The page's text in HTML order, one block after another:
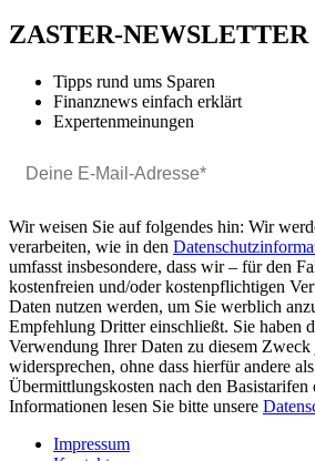
ZASTER-NEWSLETTER
Tipps rund ums Sparen
Finanznews einfach erklärt
Expertenmeinungen
Wir weisen Sie auf folgendes hin: Wir
verarbeiten, wie in den
umfasst insbesondere, dass wir – für den
kostenfreien und/oder kostenpflichtigen
Daten nutzen werden, um Sie werblich
Empfehlung Dritter einschließt. Sie haben
Verwendung Ihrer Daten zu diesem Zweck
widersprechen, ohne dass hierfür andere
Übermittlungskosten nach den Basistarifen
Informationen lesen Sie bitte unsere
Impressum